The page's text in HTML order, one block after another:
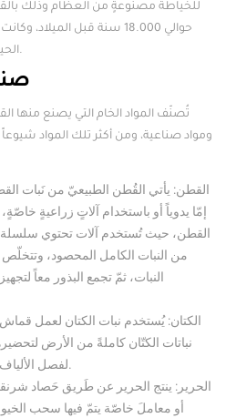
للخياطة مصنوعةٍ من العظام وذلك
حوالي 18.000 سنة قبل
الحيوانات معاً لتَشكيل القماش الخام.
تُصنّف المواد الخام التي يصنع منها
ومواد صناعية، ومن أكثر تلك المواد شيوعاً
القطن: يأتي القُطن الطبيعيّ من نَبات
إمّا يدوياً أو باستخدام آلاتٍ زراعيةٍ
القطن، حيث تُستخدم آلات تحتوي سلسلة
من النبات الكامل المحصود،
النبات، ثمّ تجمع البذور معاً
الكتان: يُستخدم نبات الكتان لعمل
نباتات الكتّان كاملةً من الأرض
لفصل الألياف الطّويلة استعداداً لإنتاج النسيج.
الحرير: ينتج الحرير عن طَريق حَصاد
أو معاملَ خاصّة يتمّ فيها سحب